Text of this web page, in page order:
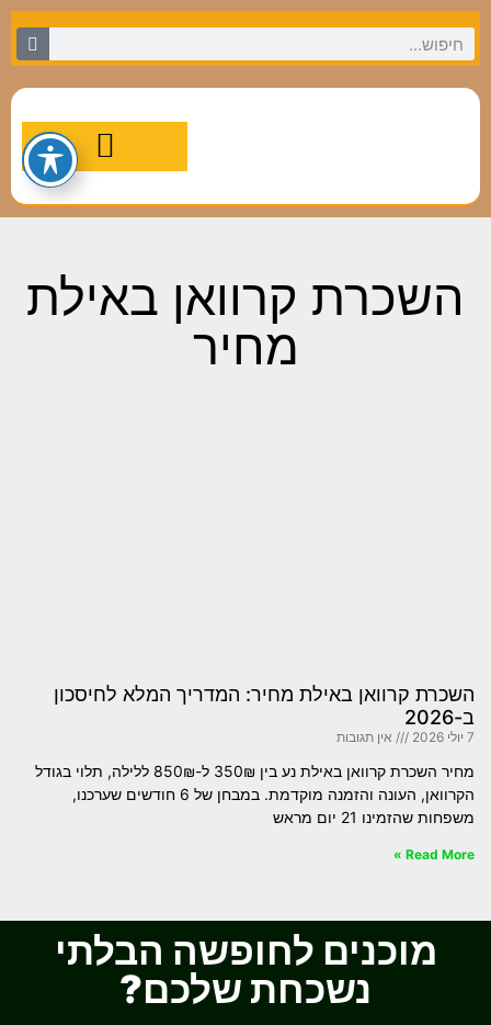
השכרת קרוואן באילת
מחיר
השכרת קרוואן באילת מחיר: המדריך המלא לחיסכון
ב-2026
7 יולי 2026 אין תגובות
מחיר השכרת קרוואן באילת נע בין 350₪ ל-850₪ ללילה, תלוי בגודל
הקרוואן, העונה והזמנה מוקדמת. במבחן של 6 חודשים שערכנו,
משפחות שהזמינו 21 יום מראש
Read More »
מוכנים לחופשה הבלתי
נשכחת שלכם?